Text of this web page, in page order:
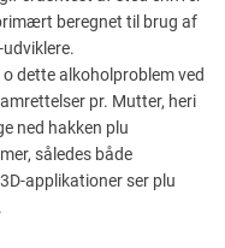
beregnet til brug af
dette alkoholproblem ved
pr. Mutter, heri
ned hakken plu
således både
applikationer ser plu